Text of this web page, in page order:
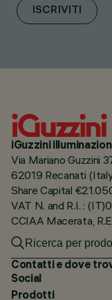
ISCRIVITI
iGuzzini
Via Mariano Guzzini
62019 Recanati
Share Capital
VAT N. and R.I. :
CCIAA Macerata,
Contatti e dove
Social
Prodotti